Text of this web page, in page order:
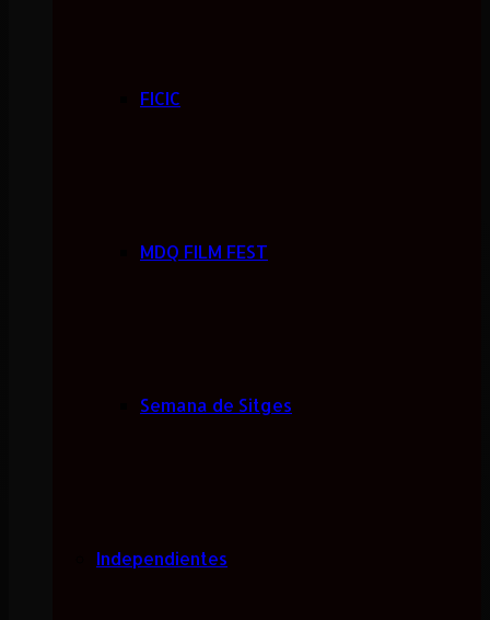
FICIC
MDQ FILM FEST
Semana de Sitges
Independientes